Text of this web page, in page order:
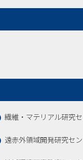
繊維・マテリアル研究
遠赤外領域開発研究セ